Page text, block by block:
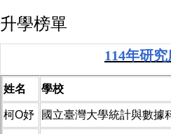
升學榜單
114年研究
姓名 學校
柯O妤 國立臺灣大學統計與數據